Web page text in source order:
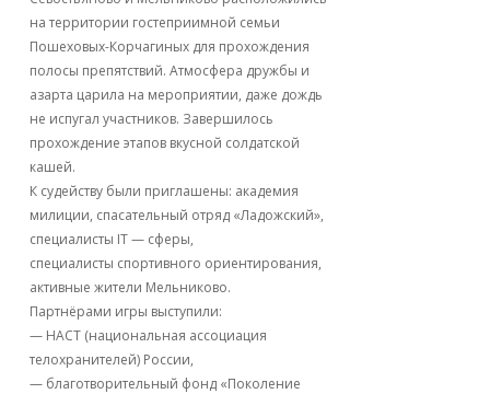
на территории гостеприимной семьи
Пошеховых-Корчагиных для прохождения
полосы препятствий. Атмосфера дружбы и
азарта царила на мероприятии, даже дождь
не испугал участников. Завершилось
прохождение этапов вкусной солдатской
кашей.
К судейству были приглашены: академия
милиции, спасательный отряд «Ладожский»,
специалисты IT — сферы,
специалисты спортивного ориентирования,
активные жители Мельниково.
Партнёрами игры выступили:
— НАСТ (национальная ассоциация
телохранителей) России,
— благотворительный фонд «Поколение